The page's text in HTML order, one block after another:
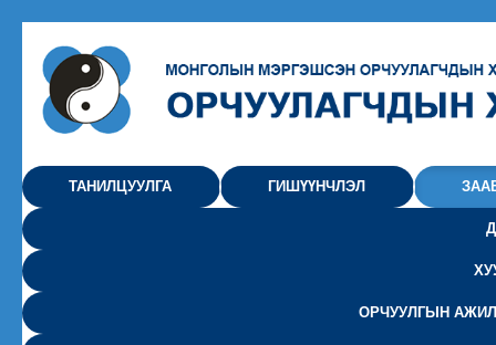
ТАНИЛЦУУЛГА ГИШҮҮНЧЛЭЛ
ОРЧУУЛГЫН АЖИЛ